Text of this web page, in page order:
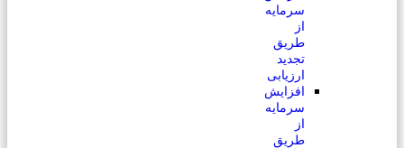
سرمایه
از
طریق
تجدید
ارزیابی
افزایش
سرمایه
از
طریق